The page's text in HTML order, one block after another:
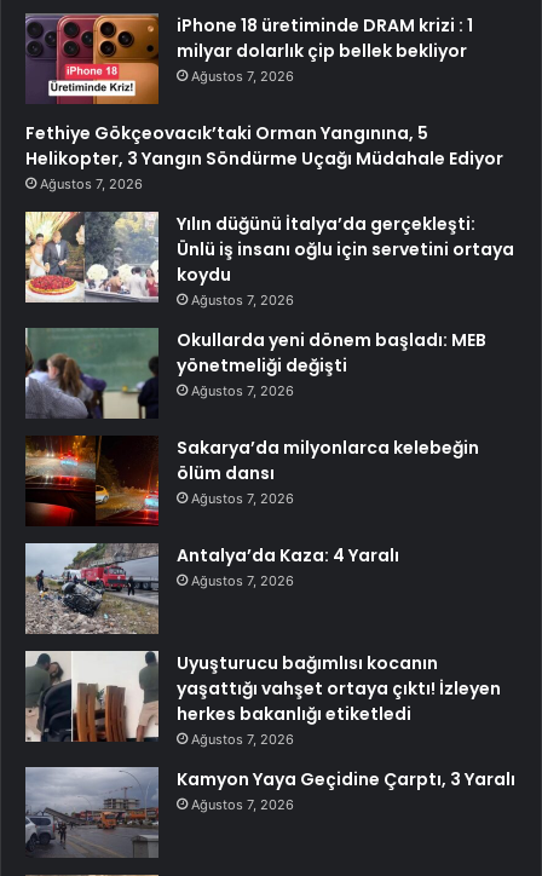
iPhone 18 üretiminde DRAM krizi : 1
milyar dolarlık çip bellek bekliyor
Ağustos 7, 2026
Fethiye Gökçeovacık’taki Orman Yangınına, 5
Helikopter, 3 Yangın Söndürme Uçağı Müdahale Ediyor
Ağustos 7, 2026
Yılın düğünü İtalya’da gerçekleşti:
Ünlü iş insanı oğlu için servetini ortaya
koydu
Ağustos 7, 2026
Okullarda yeni dönem başladı: MEB
yönetmeliği değişti
Ağustos 7, 2026
Sakarya’da milyonlarca kelebeğin
ölüm dansı
Ağustos 7, 2026
Antalya’da Kaza: 4 Yaralı
Ağustos 7, 2026
Uyuşturucu bağımlısı kocanın
yaşattığı vahşet ortaya çıktı! İzleyen
herkes bakanlığı etiketledi
Ağustos 7, 2026
Kamyon Yaya Geçidine Çarptı, 3 Yaralı
Ağustos 7, 2026